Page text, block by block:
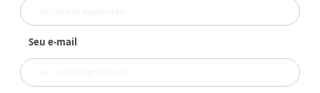
Seu e-mail